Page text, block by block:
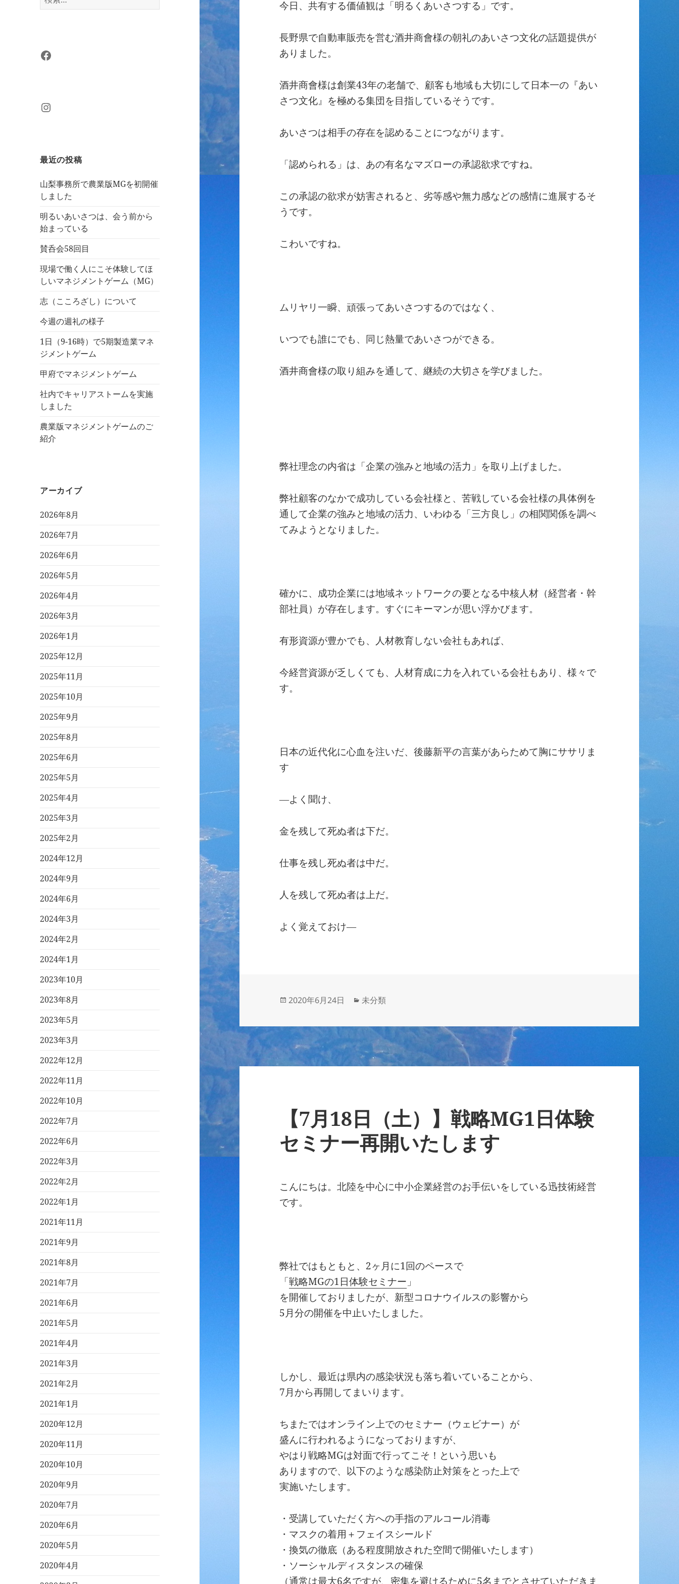
索:
Facebook
Instagram
最近の投稿
山梨事務所で農業版MGを初開催
しました
明るいあいさつは、会う前から
始まっている
賛呑会58回目
現場で働く人にこそ体験してほ
しいマネジメントゲーム（MG）
志（こころざし）について
今週の週礼の様子
1日（9-16時）で5期製造業マネ
ジメントゲーム
甲府でマネジメントゲーム
社内でキャリアストームを実施
しました
農業版マネジメントゲームのご
紹介
アーカイブ
2026年8月
2026年7月
2026年6月
2026年5月
2026年4月
2026年3月
2026年1月
2025年12月
2025年11月
2025年10月
2025年9月
2025年8月
2025年6月
2025年5月
2025年4月
2025年3月
2025年2月
2024年12月
2024年9月
2024年6月
2024年3月
2024年2月
2024年1月
2023年10月
2023年8月
2023年5月
2023年3月
2022年12月
2022年11月
2022年10月
2022年7月
2022年6月
2022年3月
2022年2月
2022年1月
2021年11月
2021年9月
2021年8月
2021年7月
2021年6月
2021年5月
2021年4月
2021年3月
2021年2月
2021年1月
2020年12月
2020年11月
2020年10月
2020年9月
2020年7月
2020年6月
2020年5月
2020年4月
今日、共有する価値観は「明るくあいさつする」です。
長野県で自動車販売を営む酒井商會様の朝礼のあいさつ文化の話題提供が
ありました。
酒井商會様は創業43年の老舗で、顧客も地域も大切にして日本一の『あい
さつ文化』を極める集団を目指しているそうです。
あいさつは相手の存在を認めることにつながります。
「認められる」は、あの有名なマズローの承認欲求ですね。
この承認の欲求が妨害されると、劣等感や無力感などの感情に進展するそ
うです。
こわいですね。
ムリヤリ一瞬、頑張ってあいさつするのではなく、
いつでも誰にでも、同じ熱量であいさつができる。
酒井商會様の取り組みを通して、継続の大切さを学びました。
弊社理念の内省は「企業の強みと地域の活力」を取り上げました。
弊社顧客のなかで成功している会社様と、苦戦している会社様の具体例を
通して企業の強みと地域の活力、いわゆる「三方良し」の相関関係を調べ
てみようとなりました。
確かに、成功企業には地域ネットワークの要となる中核人材（経営者・幹
部社員）が存在します。すぐにキーマンが思い浮かびます。
有形資源が豊かでも、人材教育しない会社もあれば、
今経営資源が乏しくても、人材育成に力を入れている会社もあり、様々で
す。
日本の近代化に心血を注いだ、後藤新平の言葉があらためて胸にササリま
す
―よく聞け、
金を残して死ぬ者は下だ。
仕事を残し死ぬ者は中だ。
人を残して死ぬ者は上だ。
よく覚えておけ―
投
日:
2020年6月24日
カ
ゴ
未分類
【7月18日（土）】戦略MG1日体験
セミナー再開いたします
こんにちは。北陸を中心に中小企業経営のお手伝いをしている迅技術経営
です。
弊社ではもともと、2ヶ月に1回のペースで
「戦略MGの1日体験セミナー 」
を開催しておりましたが、新型コロナウイルスの影響から
5月分の開催を中止いたしました。
しかし、最近は県内の感染状況も落ち着いていることから、
7月から再開してまいります。
ちまたではオンライン上でのセミナー（ウェビナー）が
盛んに行われるようになっておりますが、
やはり戦略MGは対面で行ってこそ！という思いも
ありますので、以下のような感染防止対策をとった上で
実施いたします。
・受講していただく方への手指のアルコール消毒
・マスクの着用＋フェイスシールド
・換気の徹底（ある程度開放された空間で開催いたします）
・ソーシャルディスタンスの確保
（通常は最大6名ですが、密集を避けるために5名までとさせていただきま